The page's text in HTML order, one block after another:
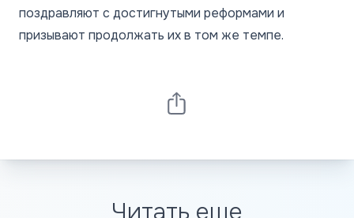
поздравляют с достигнутыми реформами и
призывают продолжать их в том же темпе.
Читать еще